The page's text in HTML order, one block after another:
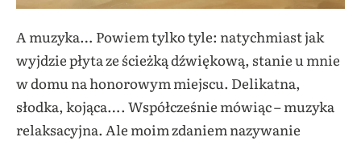
A muzyka… Powiem tylko tyle: natychmiast jak
wyjdzie płyta ze ścieżką dźwiękową, stanie u mnie
w domu na honorowym miejscu. Delikatna,
słodka, kojąca…. Współcześnie mówiąc – muzyka
relaksacyjna. Ale moim zdaniem nazywanie